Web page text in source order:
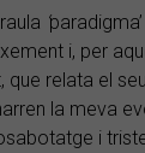
i, per
que relata el
la meva
i